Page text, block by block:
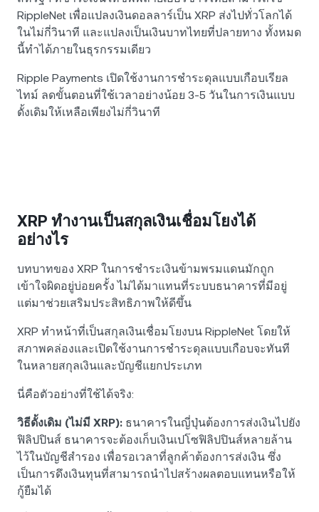
RippleNet เพื่อแปลงเงินดอลลาร์เป็น XRP ส่งไปทั่วโลกได้
ในไม่กี่วินาที และแปลงเป็นเงินบาทไทยที่ปลายทาง ทั้งหมด
นี้ทำได้ภายในธุรกรรมเดียว
Ripple Payments เปิดใช้งานการชำระดุลแบบเกือบเรียล
ไทม์ ลดขั้นตอนที่ใช้เวลาอย่างน้อย 3-5 วันในการเงินแบบ
ดั้งเดิมให้เหลือเพียงไม่กี่วินาที
XRP ทำงานเป็นสกุลเงินเชื่อมโยงได้
อย่างไร
บทบาทของ XRP ในการชำระเงินข้ามพรมแดนมักถูก
เข้าใจผิดอยู่บ่อยครั้ง ไม่ได้มาแทนที่ระบบธนาคารที่มีอยู่
แต่มาช่วยเสริมประสิทธิภาพให้ดีขึ้น
XRP ทำหน้าที่เป็นสกุลเงินเชื่อมโยงบน RippleNet โดยให้
สภาพคล่องและเปิดใช้งานการชำระดุลแบบเกือบจะทันที
ในหลายสกุลเงินและบัญชีแยกประเภท
นี่คือตัวอย่างที่ใช้ได้จริง:
วิธีดั้งเดิม (ไม่มี XRP): ธนาคารในญี่ปุ่นต้องการส่งเงินไปยัง
ฟิลิปปินส์ ธนาคารจะต้องเก็บเงินเปโซฟิลิปปินส์หลายล้าน
ไว้ในบัญชีสำรอง เพื่อรอเวลาที่ลูกค้าต้องการส่งเงิน ซึ่ง
เป็นการดึงเงินทุนที่สามารถนำไปสร้างผลตอบแทนหรือให้
กู้ยืมได้